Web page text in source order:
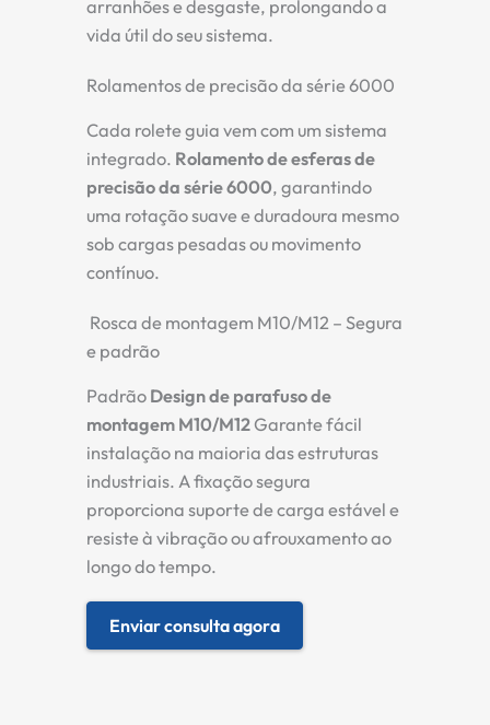
arranhões e desgaste, prolongando a
vida útil do seu sistema.
Rolamentos de precisão da série 6000
Cada rolete guia vem com um sistema
integrado. Rolamento de esferas de
precisão da série 6000, garantindo
uma rotação suave e duradoura mesmo
sob cargas pesadas ou movimento
contínuo.
Rosca de montagem M10/M12 – Segura
e padrão
Padrão Design de parafuso de
montagem M10/M12Garante fácil
instalação na maioria das estruturas
industriais. A fixação segura
proporciona suporte de carga estável e
resiste à vibração ou afrouxamento ao
longo do tempo.
Enviar consulta agora